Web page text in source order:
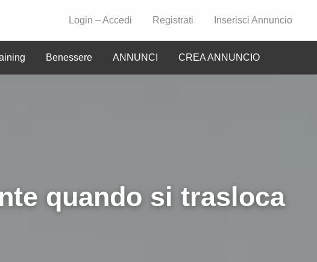
ANNUNCIO
Login – Accedi Registrati Inserisci Annuncio
Benessere ANNUNCI CREA ANNUNCIO
quando si trasloca